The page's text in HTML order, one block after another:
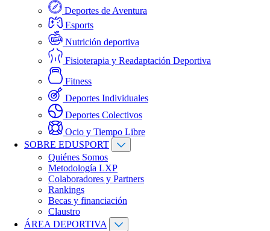
Deportes de Aventura
Esports
Nutrición deportiva
Fisioterapia y Readaptación Deportiva
Fitness
Deportes Individuales
Deportes Colectivos
Ocio y Tiempo Libre
SOBRE EDUSPORT
Quiénes Somos
Metodología LXP
Colaboradores y Partners
Rankings
Becas y financiación
Claustro
ÁREA DEPORTIVA